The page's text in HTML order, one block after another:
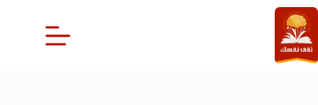
التجاوز
إلى
المحتوى